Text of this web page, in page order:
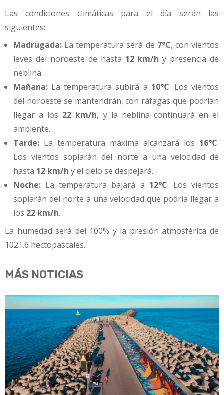
Las condiciones climáticas para el día serán las
siguientes:
Madrugada: La temperatura será de 7°C, con vientos
leves del noroeste de hasta 12 km/h y presencia de
neblina.
Mañana: La temperatura subirá a 10°C. Los vientos
del noroeste se mantendrán, con ráfagas que podrían
llegar a los 22 km/h, y la neblina continuará en el
ambiente.
Tarde: La temperatura máxima alcanzará los 16°C.
Los vientos soplarán del norte a una velocidad de
hasta 12 km/h y el cielo se despejará.
Noche: La temperatura bajará a 12°C. Los vientos
soplarán del norte a una velocidad que podría llegar a
los 22 km/h.
La humedad será del 100% y la presión atmosférica de
1021.6 hectopascales.
MÁS NOTICIAS